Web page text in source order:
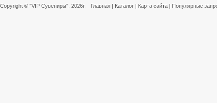
Copyright © "VIP Сувениры" , 2026г. Главная | Каталог | Карта сайта | Популярные